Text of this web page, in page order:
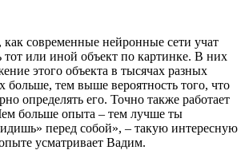
современные нейронные сети учат
тот или иной объект по картинке. В них
этого объекта в тысячах разных
тем выше вероятность того, что
определять его. Точно также работает
больше опыта – тем лучше ты
перед собой», – такую интересную
усматривает Вадим.